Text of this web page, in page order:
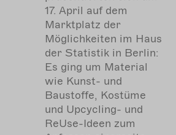
17. April auf dem
Marktplatz der
Möglichkeiten im Haus
der Statistik in Berlin:
Es ging um Material
wie Kunst- und
Baustoffe, Kostüme
und Upcycling- und
ReUse-Ideen zum